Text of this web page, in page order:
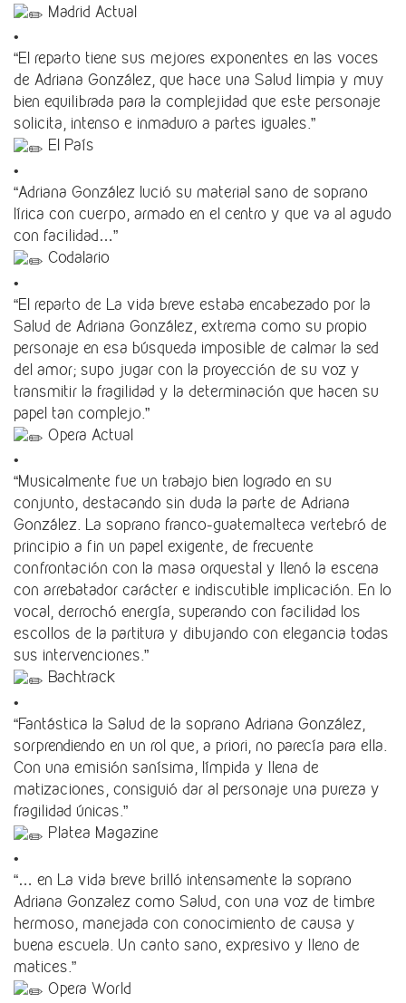
Madrid Actual
•
“El reparto tiene sus mejores exponentes en las voces
de Adriana González, que hace una Salud limpia y muy
bien equilibrada para la complejidad que este personaje
solicita, intenso e inmaduro a partes iguales.”
El País
•
“Adriana González lució su material sano de soprano
lírica con cuerpo, armado en el centro y que va al agudo
con facilidad…”
Codalario
•
“El reparto de La vida breve estaba encabezado por la
Salud de Adriana González, extrema como su propio
personaje en esa búsqueda imposible de calmar la sed
del amor; supo jugar con la proyección de su voz y
transmitir la fragilidad y la determinación que hacen su
papel tan complejo.”
Opera Actual
•
“Musicalmente fue un trabajo bien logrado en su
conjunto, destacando sin duda la parte de Adriana
González. La soprano franco-guatemalteca vertebró de
principio a fin un papel exigente, de frecuente
confrontación con la masa orquestal y llenó la escena
con arrebatador carácter e indiscutible implicación. En lo
vocal, derrochó energía, superando con facilidad los
escollos de la partitura y dibujando con elegancia todas
sus intervenciones.”
Bachtrack
•
“Fantástica la Salud de la soprano Adriana González,
sorprendiendo en un rol que, a priori, no parecía para ella.
Con una emisión sanísima, límpida y llena de
matizaciones, consiguió dar al personaje una pureza y
fragilidad únicas.”
Platea Magazine
•
“… en La vida breve brilló intensamente la soprano
Adriana Gonzalez como Salud, con una voz de timbre
hermoso, manejada con conocimiento de causa y
buena escuela. Un canto sano, expresivo y lleno de
matices.”
Opera World